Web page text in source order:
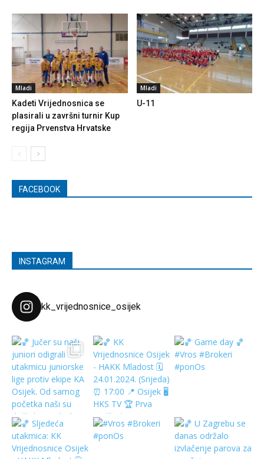
Mladi
Kadeti Vrijednosnica se
plasirali u završni turnir Kup
regija Prvenstva Hrvatske
Mladi
U-11
FACEBOOK
INSTAGRAM
kk_vrijednosnice_osijek